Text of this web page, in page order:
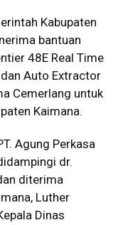
Kabupaten
bantuan
48E Real Time
Auto Extractor
Cemerlang untuk
Kaimana.
Agung Perkasa
dr.
diterima
Luther
Dinas